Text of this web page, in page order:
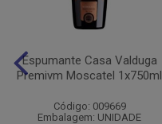
Espumante Casa Valduga
Premivm Moscatel 1x750ml
Código: 009669
Embalagem: UNIDADE